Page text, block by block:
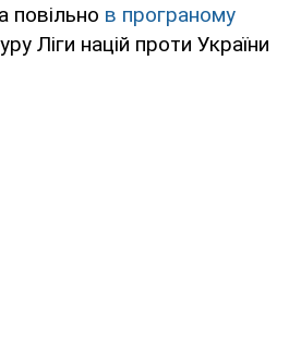
повільно в програному
Ліги націй проти України